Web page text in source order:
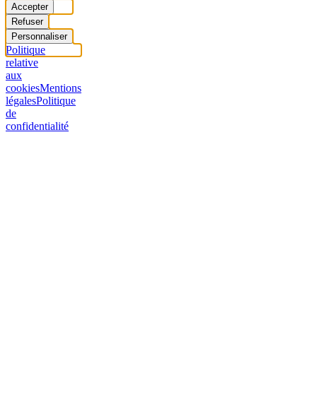
Accepter
Refuser
Personnaliser
Politique
relative
aux
cookiesMentions
légalesPolitique
de
confidentialité